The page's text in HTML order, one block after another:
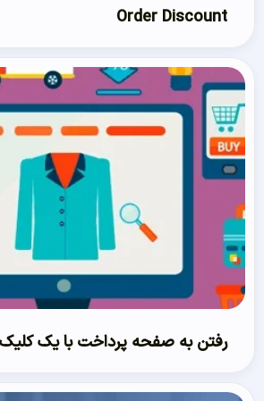
Order Discount
رفتن به صفحه پرداخت با یک